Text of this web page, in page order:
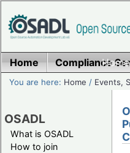
Home
Home Compliance
You are here: Home / Events,
OSADL
What is OSADL
How to join